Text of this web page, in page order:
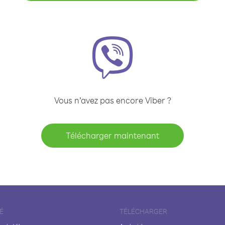
Vous n’avez pas encore Viber ?
Télécharger maintenant
TÉLÉCHARGER